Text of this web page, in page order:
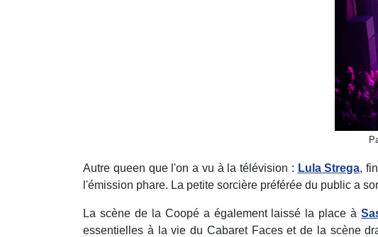
Autre queen que l'on a vu à la télévision : Lula Strega,
l'émission phare. La petite sorcière préférée du public a
La scène de la Coopé a également laissé la place à
essentielles à la vie du Cabaret Faces et de la scène